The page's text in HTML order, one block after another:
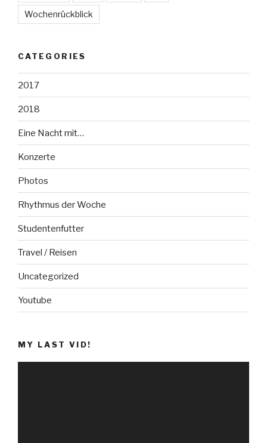
Wochenrückblick
CATEGORIES
2017
2018
Eine Nacht mit…
Konzerte
Photos
Rhythmus der Woche
Studentenfutter
Travel / Reisen
Uncategorized
Youtube
MY LAST VID!